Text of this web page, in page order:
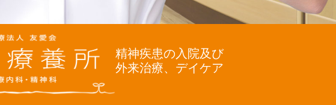
精神疾患の入院及び
外来治療、デイケア